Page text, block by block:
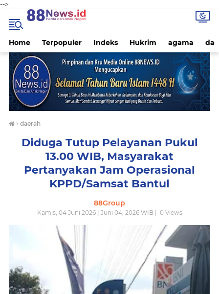
-->
Home Terpopuler Indeks Hukrim agama
› daerah
Diduga Tutup Pelayanan Pukul
13.00 WIB, Masyarakat
Pertanyakan Jam Operasional
KPPD/Samsat Bantul
88Group
Kamis, 04 Juni 2026 | Juni 04, 2026 WIB | 0Views